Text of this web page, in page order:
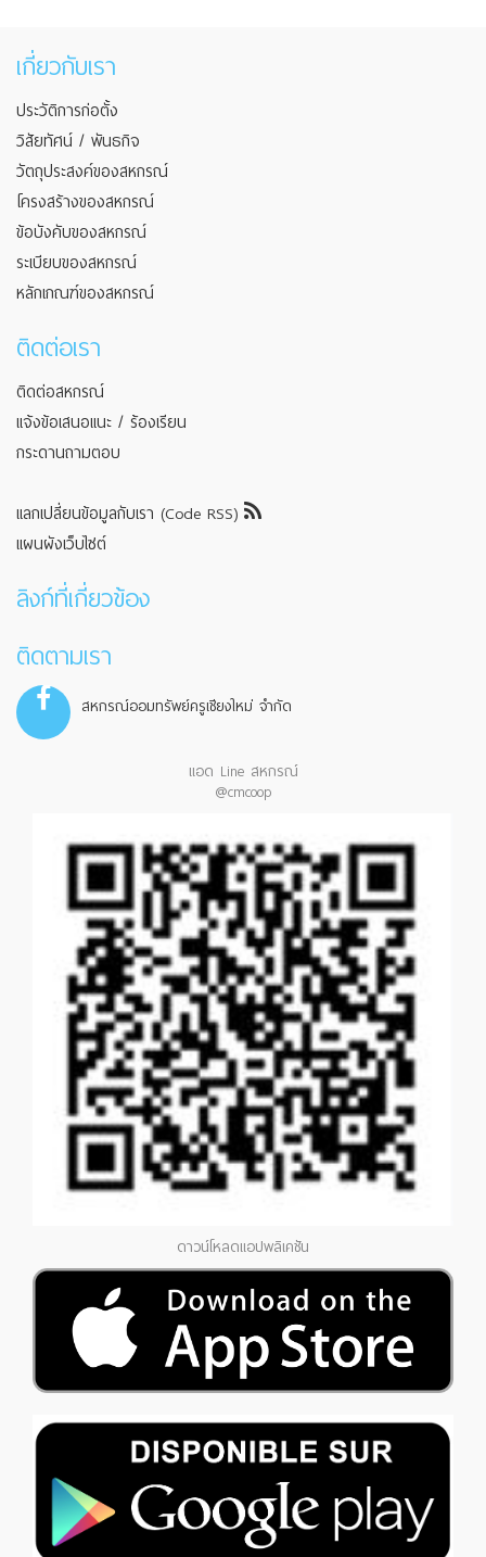
เกี่ยวกับเรา
ประวัติการก่อตั้ง
วิสัยทัศน์ / พันธกิจ
วัตถุประสงค์ของสหกรณ์
โครงสร้างของสหกรณ์
ข้อบังคับของสหกรณ์
ระเบียบของสหกรณ์
หลักเกณฑ์ของสหกรณ์
ติดต่อเรา
ติดต่อสหกรณ์
แจ้งข้อเสนอแนะ / ร้องเรียน
กระดานถามตอบ
แลกเปลี่ยนข้อมูลกับเรา (Code RSS)
แผนผังเว็บไซต์
ลิงก์ที่เกี่ยวข้อง
ติดตามเรา
สหกรณ์ออมทรัพย์ครูเชียงใหม่ จำกัด
แอด Line สหกรณ์
@cmcoop
ดาวน์โหลดแอปพลิเคชัน